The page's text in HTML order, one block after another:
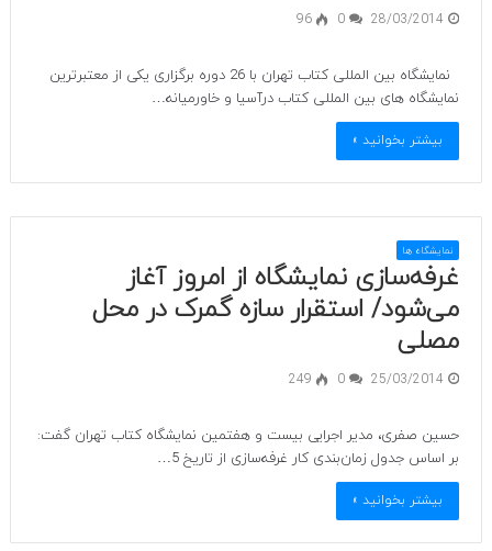
28/03/2014
0
96
نمایشگاه بین المللی کتاب تهران با 26 دوره برگزاری یکی از معتبرترین
نمایشگاه های بین المللی کتاب درآسیا و خاورمیانه…
بیشتر بخوانید »
نمایشگاه ها
غرفه‌سازی نمایشگاه از امروز آغاز
می‌شود/ استقرار سازه گمرک در محل
مصلی
25/03/2014
0
249
حسین صفری، مدیر اجرایی بیست و هفتمین نمایشگاه کتاب تهران گفت:
بر اساس جدول زمان‌بندی کار غرفه‌سازی از تاریخ 5…
بیشتر بخوانید »